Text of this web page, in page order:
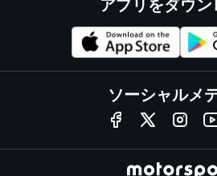
ソーシャルメ